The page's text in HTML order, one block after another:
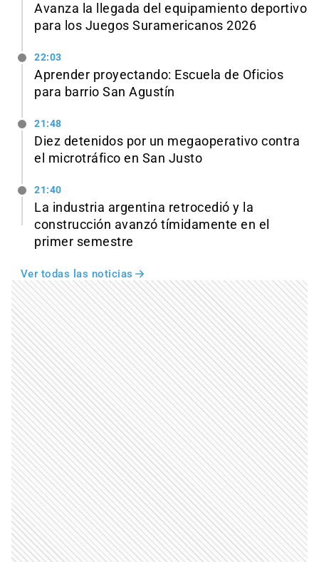
Avanza la llegada del equipamiento deportivo
para los Juegos Suramericanos 2026
22:03
Aprender proyectando: Escuela de Oficios
para barrio San Agustín
21:48
Diez detenidos por un megaoperativo contra
el microtráfico en San Justo
21:40
La industria argentina retrocedió y la
construcción avanzó tímidamente en el
primer semestre
Ver todas las noticias